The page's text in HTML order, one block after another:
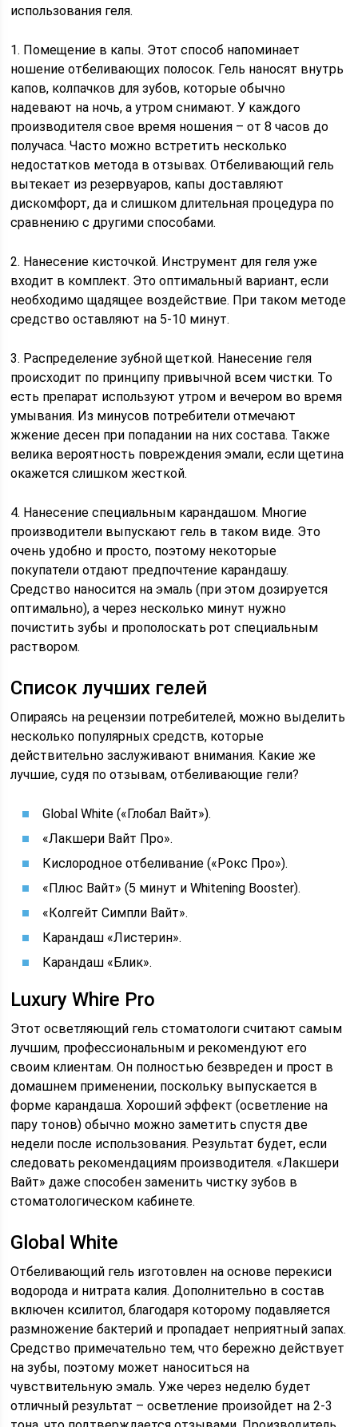
использования геля.
1. Помещение в капы. Этот способ напоминает
ношение отбеливающих полосок. Гель наносят внутрь
капов, колпачков для зубов, которые обычно
надевают на ночь, а утром снимают. У каждого
производителя свое время ношения – от 8 часов до
получаса. Часто можно встретить несколько
недостатков метода в отзывах. Отбеливающий гель
вытекает из резервуаров, капы доставляют
дискомфорт, да и слишком длительная процедура по
сравнению с другими способами.
2. Нанесение кисточкой. Инструмент для геля уже
входит в комплект. Это оптимальный вариант, если
необходимо щадящее воздействие. При таком методе
средство оставляют на 5-10 минут.
3. Распределение зубной щеткой. Нанесение геля
происходит по принципу привычной всем чистки. То
есть препарат используют утром и вечером во время
умывания. Из минусов потребители отмечают
жжение десен при попадании на них состава. Также
велика вероятность повреждения эмали, если щетина
окажется слишком жесткой.
4. Нанесение специальным карандашом. Многие
производители выпускают гель в таком виде. Это
очень удобно и просто, поэтому некоторые
покупатели отдают предпочтение карандашу.
Средство наносится на эмаль (при этом дозируется
оптимально), а через несколько минут нужно
почистить зубы и прополоскать рот специальным
раствором.
Список лучших гелей
Опираясь на рецензии потребителей, можно выделить
несколько популярных средств, которые
действительно заслуживают внимания. Какие же
лучшие, судя по отзывам, отбеливающие гели?
Global White («Глобал Вайт»).
«Лакшери Вайт Про».
Кислородное отбеливание («Рокс Про»).
«Плюс Вайт» (5 минут и Whitening Booster).
«Колгейт Симпли Вайт».
Карандаш «Листерин».
Карандаш «Блик».
Luxury Whire Pro
Этот осветляющий гель стоматологи считают самым
лучшим, профессиональным и рекомендуют его
своим клиентам. Он полностью безвреден и прост в
домашнем применении, поскольку выпускается в
форме карандаша. Хороший эффект (осветление на
пару тонов) обычно можно заметить спустя две
недели после использования. Результат будет, если
следовать рекомендациям производителя. «Лакшери
Вайт» даже способен заменить чистку зубов в
стоматологическом кабинете.
Global White
Отбеливающий гель изготовлен на основе перекиси
водорода и нитрата калия. Дополнительно в состав
включен ксилитол, благодаря которому подавляется
размножение бактерий и пропадает неприятный запах.
Средство примечательно тем, что бережно действует
на зубы, поэтому может наноситься на
чувствительную эмаль. Уже через неделю будет
отличный результат – осветление произойдет на 2-3